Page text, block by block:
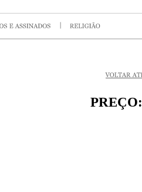
PREÇO: